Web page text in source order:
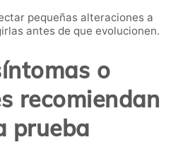
pequeñas alteraciones a
antes de que evolucionen.
o
recomiendan
prueba